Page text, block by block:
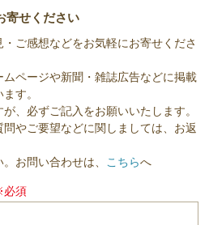
寄せください
ご感想などをお気軽にお寄せくださ
ページや新聞・雑誌広告などに掲載
す。
、必ずご記入をお願いいたします。
やご要望などに関しましては、お返
お問い合わせは、 こちらへ
須